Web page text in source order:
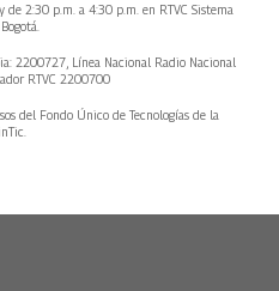
de 2:30 p.m. a 4:30 p.m. en RTVC Sistema
2200727, Línea Nacional Radio Nacional
RTVC 2200700
del Fondo Único de Tecnologías de la